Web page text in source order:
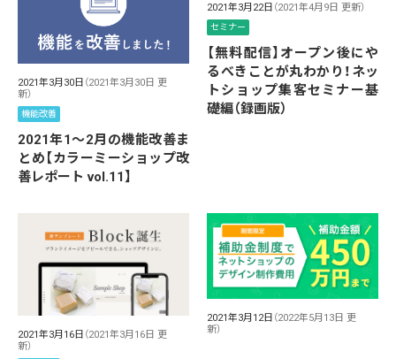
2021年3月30日 （2021年3月30日 更
新）
機能改善
2021年1～2月の機能改善ま
とめ【カラーミーショップ改
善レポート vol.11】
2021年3月22日 （2021年4月9日 更新）
セミナー
【無料配信】オープン後にや
るべきことが丸わかり！ネッ
トショップ集客セミナー基
礎編（録画版）
2021年3月16日 （2021年3月16日 更
新）
2021年3月12日 （2022年5月13日 更
新）